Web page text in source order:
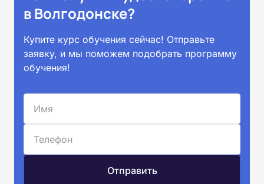
в Волгодонске?
Купите курс обучения сейчас! Отправьте
заявку, и мы поможем подобрать программу
обучения!